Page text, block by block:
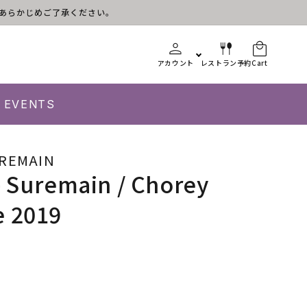
かじめご了承ください。
アカウント レストラン予約Cart
EVENTS
/ Chorey
2019